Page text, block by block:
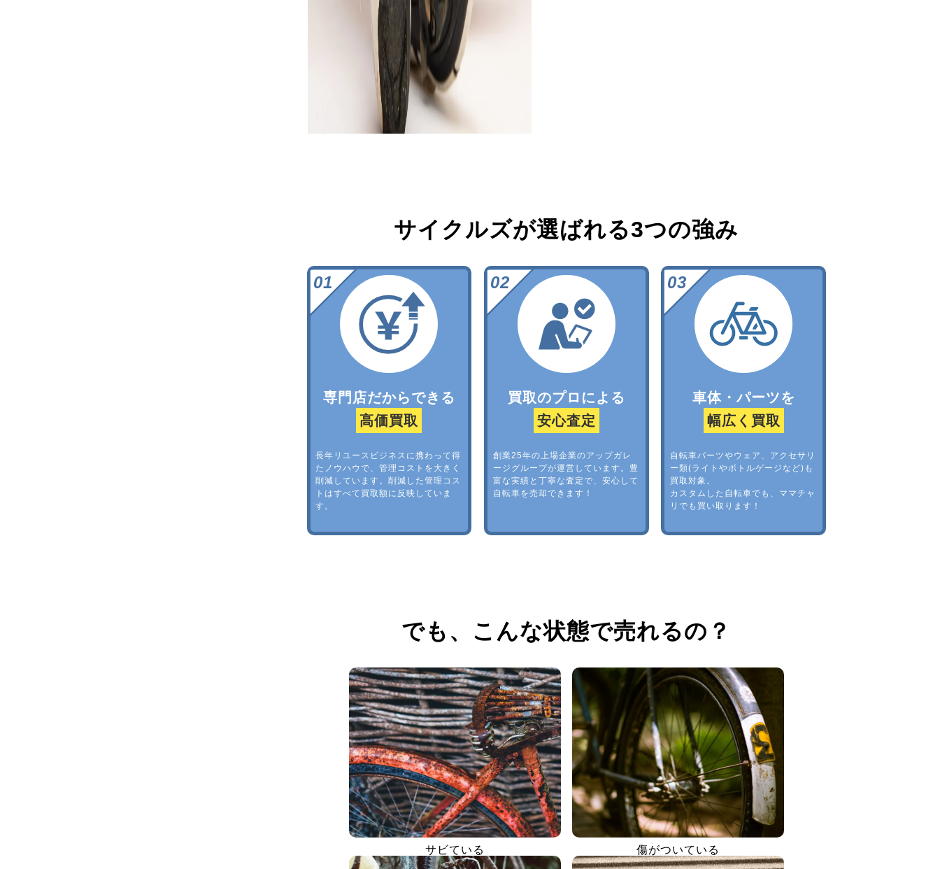
サイクルズが選ばれる3つの強み
専門店だからできる
高価買取
長年リユースビジネスに携わって得
たノウハウで、管理コストを大きく
削減しています。削減した管理コス
トはすべて買取額に反映していま
す。
買取のプロによる
安心査定
創業25年の上場企業のアップガレ
ージグループが運営しています。豊
富な実績と丁寧な査定で、安心して
自転車を売却できます！
車体・パーツを
幅広く買取
自転車パーツやウェア、アクセサリ
ー類(ライトやボトルゲージなど)も
買取対象。
カスタムした自転車でも、ママチャ
リでも買い取ります！
でも、 こんな状態で売れるの？
サビている 傷がついている